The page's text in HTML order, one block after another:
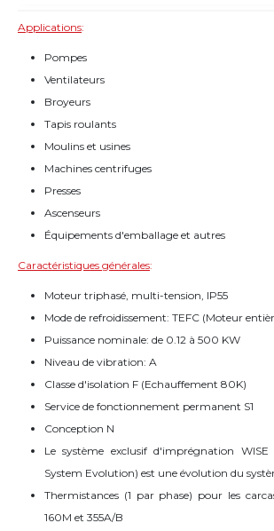
Applications:
Pompes
Ventilateurs
Broyeurs
Tapis roulants
Moulins et usines
Machines centrifuges
Presses
Ascenseurs
Équipements d'emballage et autres
Caractéristiques générales:
Moteur triphasé, multi-tension, IP55
Mode de refroidissement: TEFC (Moteur
Puissance nominale: de 0.12 à 500 KW
Niveau de vibration: A
Classe d'isolation F (Echauffement 80K)
Service de fonctionnement permanent S1
Conception N
Le système exclusif d'imprégnation
System Evolution) est une évolution du
Thermistances (1 par phase) pour les
160M et 355A/B